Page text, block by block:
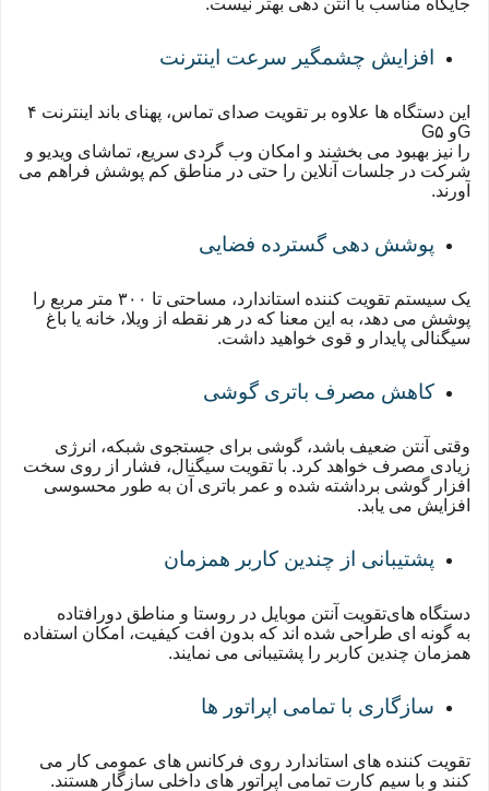
افزایش چشمگیر سرعت اینترنت
این دستگاه ها علاوه بر تقویت صدای تماس، پهنای باند اینترنت ۴
G
و ۵G
را نیز بهبود می بخشند و امکان وب گردی سریع، تماشای ویدیو و
شرکت در جلسات آنلاین را حتی در مناطق کم پوشش فراهم می
آورند.
پوشش دهی گسترده فضایی
یک سیستم تقویت کننده استاندارد، مساحتی تا ۳۰۰ متر مربع را
پوشش می دهد، به این معنا که در هر نقطه از ویلا، خانه یا باغ
سیگنالی پایدار و قوی خواهید داشت.
کاهش مصرف باتری گوشی
وقتی آنتن ضعیف باشد، گوشی برای جستجوی شبکه، انرژی
زیادی مصرف خواهد کرد. با تقویت سیگنال، فشار از روی سخت
افزار گوشی برداشته شده و عمر باتری آن به طور محسوسی
افزایش می یابد.
پشتیبانی از چندین کاربر همزمان
دستگاه هایتقویت آنتن موبایل در روستا و مناطق دورافتاده
به گونه ای طراحی شده اند که بدون افت کیفیت، امکان استفاده
همزمان چندین کاربر را پشتیبانی می نمایند.
سازگاری با تمامی اپراتور ها
تقویت کننده های استاندارد روی فرکانس های عمومی کار می
کنند و با سیم کارت تمامی اپراتور های داخلی سازگار هستند.